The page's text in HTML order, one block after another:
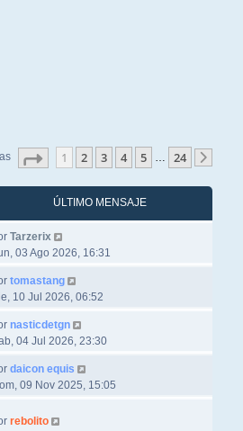
Página1 de 24
1 2 3 4 5 … 24
ÚLTIMO MENSAJE
Tarzerix
03 Ago 2026, 16:31
tomastang
10 Jul 2026, 06:52
nasticdetgn
04 Jul 2026, 23:30
daicon equis
09 Nov 2025, 15:05
rebolito